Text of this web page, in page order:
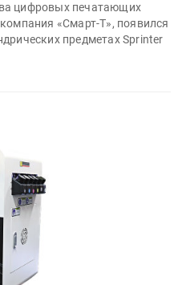
цифровых печатающих
«Смарт-Т», появился
предметах Sprinter